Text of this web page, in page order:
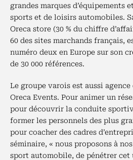
grandes marques d’équipements
sports et de loisirs automobiles.
Oreca store (30 % du chiffre
60 des sites marchands français,
numéro deux en Europe sur son
de 30 000 références.
Le groupe varois est aussi
Oreca Events. Pour animer un
pour découvrir la conduite
former les personnels des plus
pour coacher des cadres
séminaire, « nous proposons à
sport automobile, de pénétrer cet